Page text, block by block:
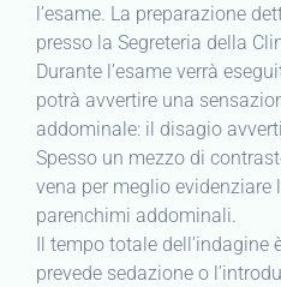
l’esame. La preparazione
presso la Segreteria della
Durante l’esame verrà
potrà avvertire una
addominale: il disagio
Spesso un mezzo di
vena per meglio
parenchimi addominali.
Il tempo totale
prevede sedazione o